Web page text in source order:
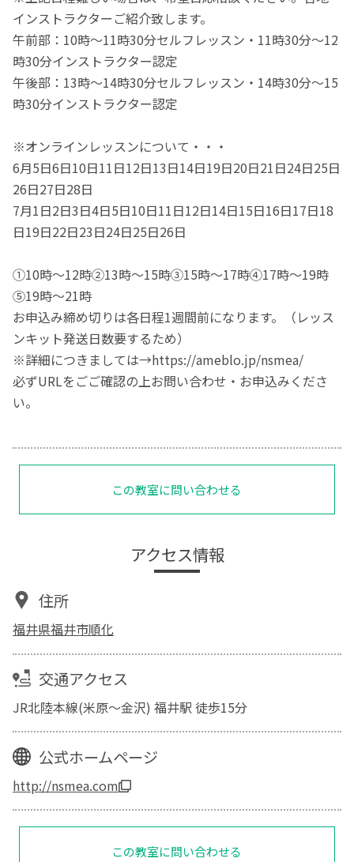
インストラクターご紹介致します。
午前部：10時～11時30分セルフレッスン・11時30分～12
時30分インストラクター認定
午後部：13時～14時30分セルフレッスン・14時30分～15
時30分インストラクター認定
※オンラインレッスンについて・・・
6月5日6日10日11日12日13日14日19日20日21日24日25日
26日27日28日
7月1日2日3日4日5日10日11日12日14日15日16日17日18
日19日22日23日24日25日26日
①10時～12時②13時～15時③15時～17時④17時～19時
⑤19時～21時
お申込み締め切りは各日程1週間前になります。（レッス
ンキット発送日数要するため）
※詳細につきましては→https://ameblo.jp/nsmea/
必ずURLをごご確認の上お問い合わせ・お申込みくださ
い。
この教室に問い合わせる
アクセス情報
住所
福井県福井市順化
交通アクセス
JR北陸本線(米原～金沢) 福井駅 徒歩15分
公式ホームページ
http://nsmea.com
この教室に問い合わせる